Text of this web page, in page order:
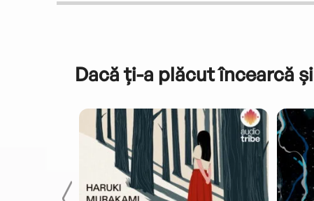
Dacă ți-a plăcut încearcă și